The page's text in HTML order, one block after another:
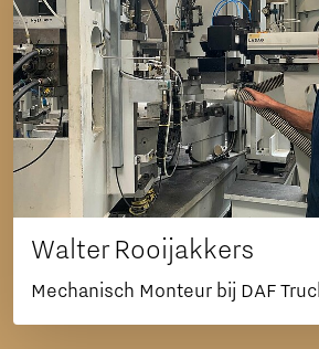
Walter Rooijakkers
Mechanisch Monteur bij DAF